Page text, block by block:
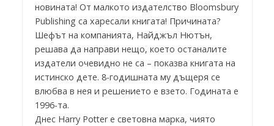
новината! От малкото издателство Bloomsbury
Publishing са харесали книгата! Причината?
Шефът на компанията, Найджъл Нютън,
решава да направи нещо, което останалите
издатели очевидно не са – показва книгата на
истинско дете. 8-годишната му дъщеря се
влюбва в нея и решението е взето. Годината е
1996-та.
Днес Harry Potter е световна марка, чиято